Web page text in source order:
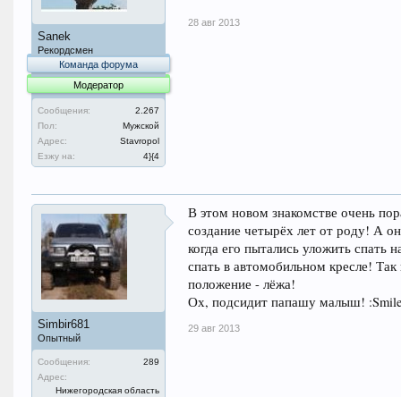
Sanek
Рекордсмен
Команда форума
Модератор
Сообщения:
2.267
Пол:
Мужской
Адрес:
Stavropol
Езжу на:
4}{4
28 авг 2013
Simbir681
Опытный
Сообщения:
289
Адрес:
Нижегородская область
В этом новом знакомстве очень
создание четырёх лет от роду! А
когда его пытались уложить спать
спать в автомобильном кресле!
положение - лёжа!
Ох, подсидит папашу малыш!
29 авг 2013